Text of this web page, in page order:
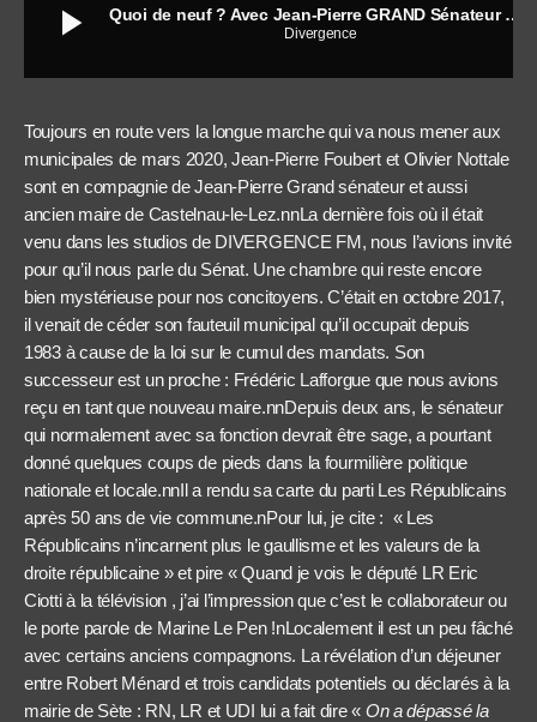
play_arrow Quoi de neuf ? Avec Jean-Pierre GRAND Sénateur de l’Hérault
Divergence
Toujours en route vers la longue marche qui va nous mener aux
municipales de mars 2020, Jean-Pierre Foubert et Olivier Nottale
sont en compagnie de Jean-Pierre Grand sénateur et aussi
ancien maire de Castelnau-le-Lez.nnLa dernière fois où il était
venu dans les studios de DIVERGENCE FM, nous l’avions invité
pour qu’il nous parle du Sénat. Une chambre qui reste encore
bien mystérieuse pour nos concitoyens. C’était en octobre 2017,
il venait de céder son fauteuil municipal qu’il occupait depuis
1983 à cause de la loi sur le cumul des mandats. Son
successeur est un proche : Frédéric Lafforgue que nous avions
reçu en tant que nouveau maire.nnDepuis deux ans, le sénateur
qui normalement avec sa fonction devrait être sage, a pourtant
donné quelques coups de pieds dans la fourmilière politique
nationale et locale.nnIl a rendu sa carte du parti Les Républicains
après 50 ans de vie commune.nPour lui, je cite : « Les
Républicains n’incarnent plus le gaullisme et les valeurs de la
droite républicaine » et pire « Quand je vois le député LR Eric
Ciotti à la télévision , j’ai l’impression que c’est le collaborateur ou
le porte parole de Marine Le Pen !nLocalement il est un peu fâché
avec certains anciens compagnons. La révélation d’un déjeuner
entre Robert Ménard et trois candidats potentiels ou déclarés à la
mairie de Sète : RN, LR et UDI lui a fait dire « On a dépassé la